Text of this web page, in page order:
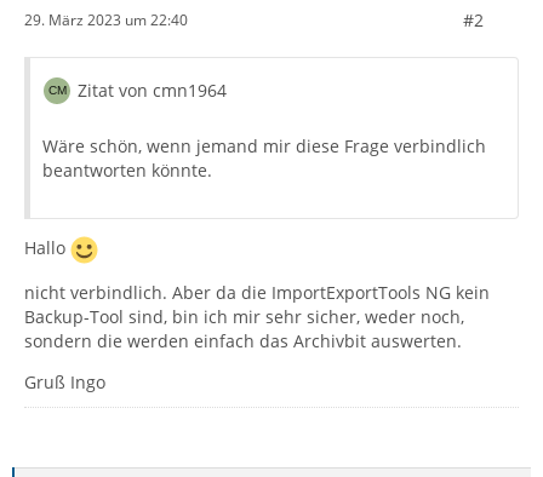
29. März 2023 um 22:40 #2
Zitat von cmn1964
Wäre schön, wenn jemand mir diese Frage verbindlich
beantworten könnte.
Hallo
nicht verbindlich. Aber da die ImportExportTools NG kein
Backup-Tool sind, bin ich mir sehr sicher, weder noch,
sondern die werden einfach das Archivbit auswerten.
Gruß Ingo